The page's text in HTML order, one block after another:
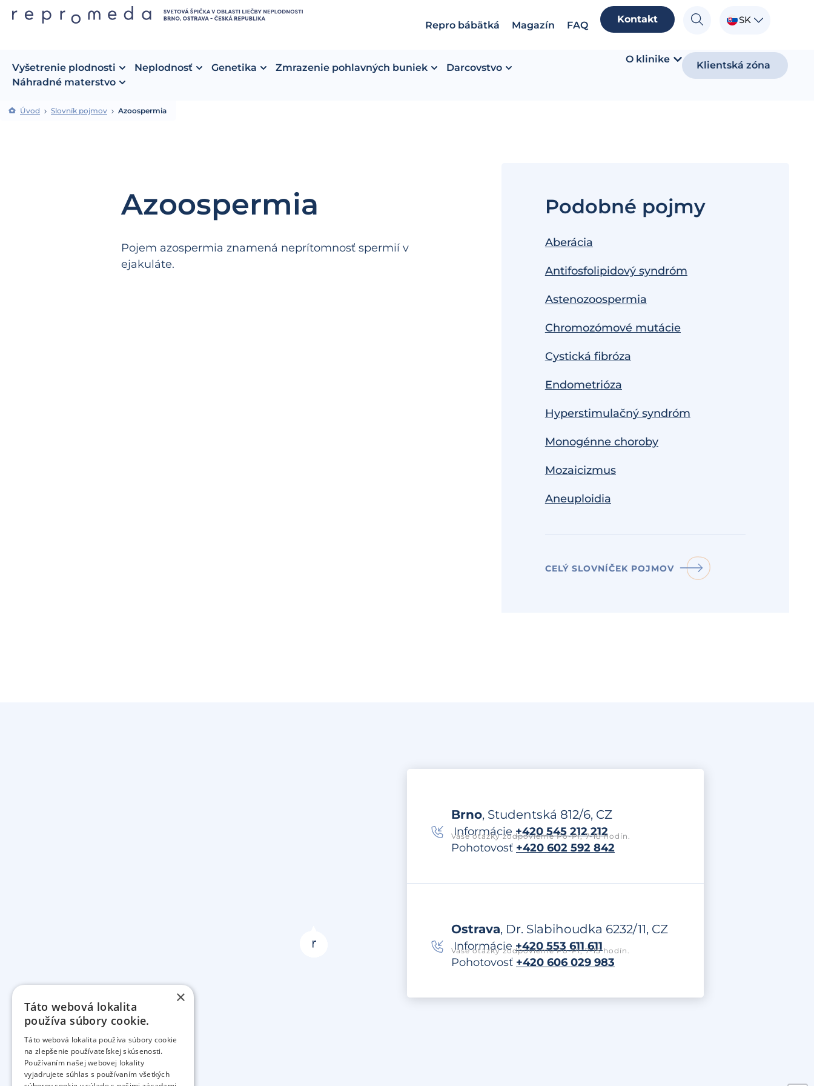
Repro bábätká Magazín FAQ
Kontakt SK
Vyšetrenie plodnosti Neplodnosť Genetika Zmrazenie pohlavných buniek
Darcovstvo
Náhradné materstvo
O klinike
Klientská zóna
Úvod Slovník pojmov Azoospermia
Azoospermia
Pojem azospermia znamená neprítomnosť spermií v
ejakuláte.
Podobné pojmy
Aberácia
Antifosfolipidový syndróm
Astenozoospermia
Chromozómové mutácie
Cystická fibróza
Endometrióza
Hyperstimulačný syndróm
Monogénne choroby
Mozaicizmus
Aneuploidia
CELÝ SLOVNÍČEK POJMOV
Brno, Studentská 812/6, CZ
Informácie+420 545 212 212
Vaše otázky zodpovieme Po-Pi, 7-18 hodín.
Pohotovosť +420 602 592 842
Ostrava, Dr. Slabihoudka 6232/11, CZ
Informácie+420 553 611 611
Vaše otázky zodpovieme Po-Pi, 7-15 hodín.
Pohotovosť +420 606 029 983
×
Táto webová lokalita
používa súbory cookie.
Táto webová lokalita používa súbory cookie
na zlepšenie používateľskej skúsenosti.
Používaním našej webovej lokality
vyjadrujete súhlas s používaním všetkých